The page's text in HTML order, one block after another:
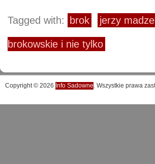
Tagged with: brok jerzy
brokowskie i nie tylko
Copyright © 2026 Info Sadowne. Wszystkie prawa